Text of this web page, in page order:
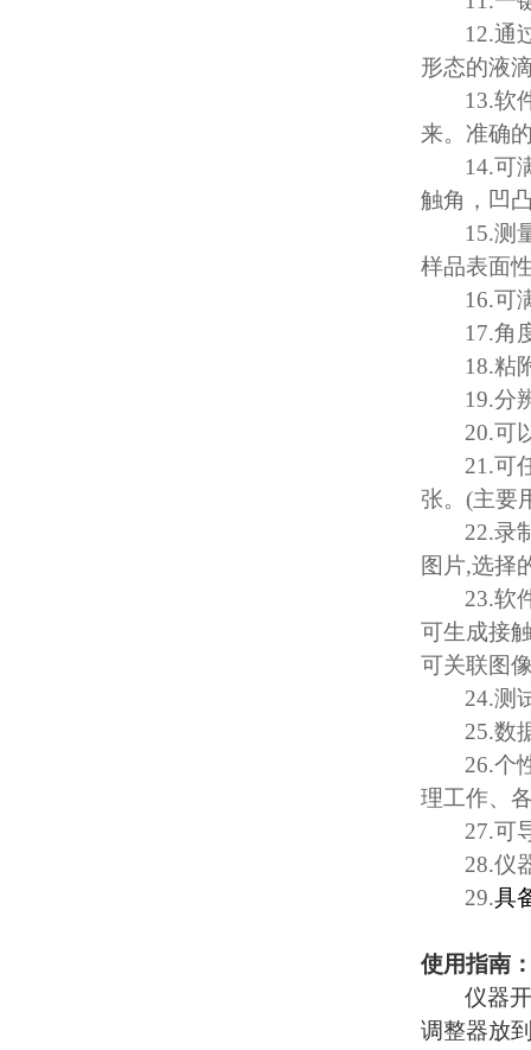
12.通
形态的液
13.软
来。准确
14.可
触角，凹
15.测
样品表面
16.可
17.角
18.粘
19.分
20.可
21.可
张。 (主要
22.录
图片,选择
23.软
可生成接
可关联图
24.测
25.数
26.个
理工作、
27.可
28.仪
29.具
使用指南
仪器
调整器放